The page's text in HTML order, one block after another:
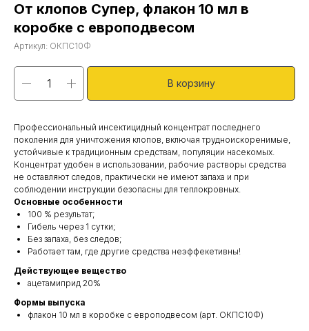
От клопов Супер, флакон 10 мл в
коробке с европодвесом
Артикул: ОКПС10Ф
В корзину
Профессиональный инсектицидный концентрат последнего
поколения для уничтожения клопов, включая трудноискоренимые,
устойчивые к традиционным средствам, популяции насекомых.
Концентрат удобен в использовании, рабочие растворы средства
не оставляют следов, практически не имеют запаха и при
соблюдении инструкции безопасны для теплокровных.
Основные особенности
100 % результат;
Гибель через 1 сутки;
Без запаха, без следов;
Работает там, где другие средства неэффекетивны!
Действующее вещество
ацетамиприд 20%
Формы выпуска
флакон 10 мл в коробке с европодвесом (арт. ОКПС10Ф)